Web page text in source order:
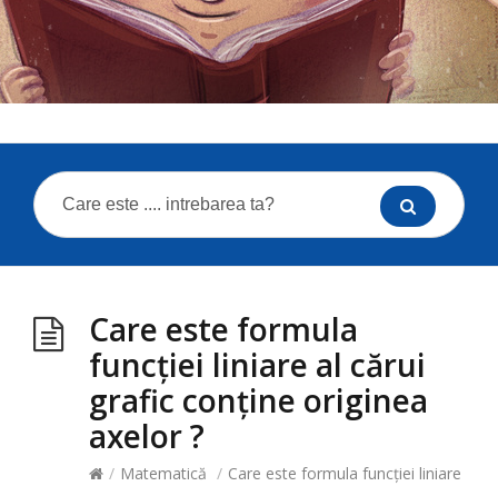
Care este formula
funcției liniare al cărui
grafic conține originea
axelor ?
/ Matematică / Care este formula funcției liniare